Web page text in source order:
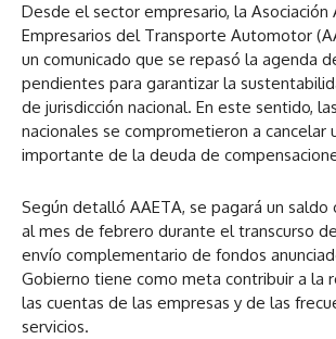
Desde el sector empresario, la Asociación
Empresarios del Transporte Automotor
un comunicado que se repasó la agenda
pendientes para garantizar la
de jurisdicción nacional. En este sentido,
nacionales se comprometieron a cancelar
importante de la deuda de
Según detalló AAETA, se pagará un
al mes de febrero durante el transcurso
envío complementario de fondos
Gobierno tiene como meta contribuir a la
las cuentas de las empresas y de las
servicios.